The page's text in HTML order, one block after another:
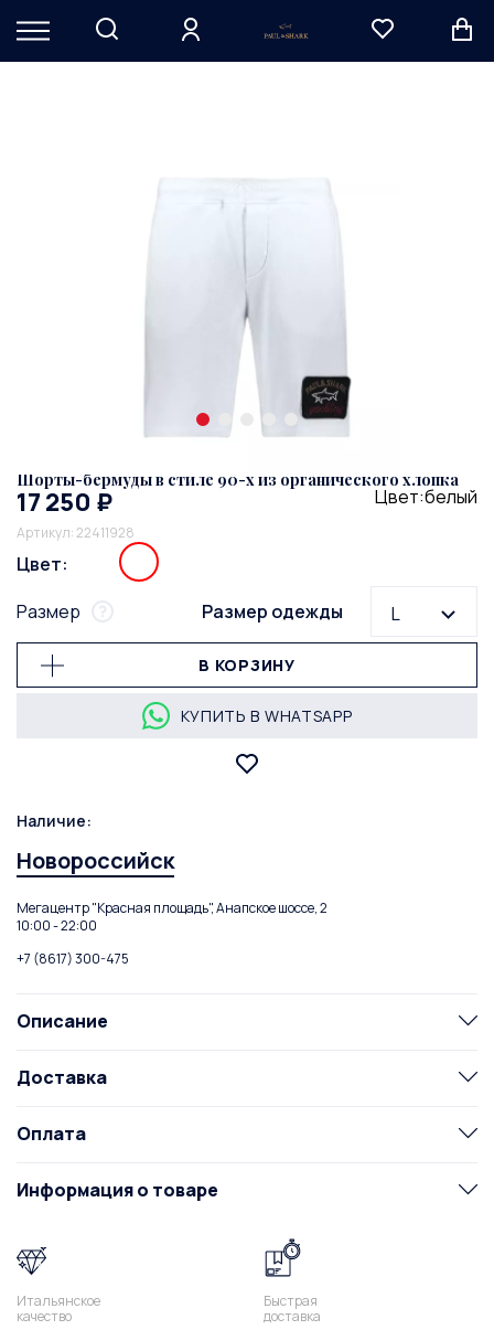
Артикул: 22411928
Шорты-бермуды в стиле 90-х из органического хлопка
17 250 ₽ Цвет:белый
Цвет:
Размер одежды
L
Размер
В КОРЗИНУ
КУПИТЬ В WHATSAPP
Наличие:
Новороссийск
Мегацентр "Красная площадь", Анапское шоссе, 2
10:00 - 22:00
+7 (8617) 300-475
Описание
Доставка
Оплата
Информация о товаре
Итальянское
качество
Быстрая
доставка